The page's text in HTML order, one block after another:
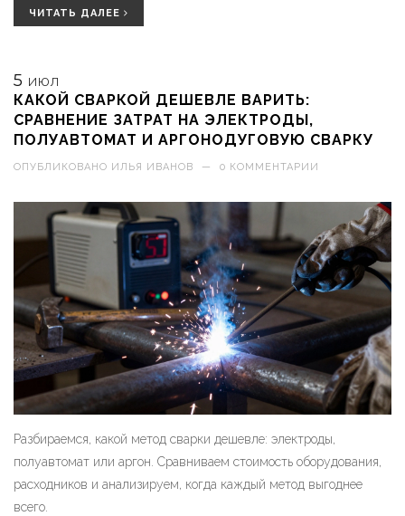
ЧИТАТЬ ДАЛЕЕ
5 ИЮЛ
КАКОЙ СВАРКОЙ ДЕШЕВЛЕ ВАРИТЬ:
СРАВНЕНИЕ ЗАТРАТ НА ЭЛЕКТРОДЫ,
ПОЛУАВТОМАТ И АРГОНОДУГОВУЮ СВАРКУ
ОПУБЛИКОВАНО ИЛЬЯ ИВАНОВ — 0 КОММЕНТАРИИ
Разбираемся, какой метод сварки дешевле: электроды,
полуавтомат или аргон. Сравниваем стоимость оборудования,
расходников и анализируем, когда каждый метод выгоднее
всего.